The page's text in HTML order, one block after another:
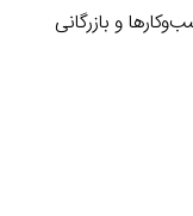
و بازرگانی